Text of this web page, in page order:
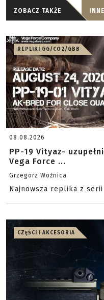
ZOBACZ TAKŻE
REPLIKI GG/CO2/GBB
08.08.2026
PP-19 Vityaz-
Vega Force ...
Grzegorz Woźnica
Najnowsza replika z
CZĘŚCI I AKCESORIA